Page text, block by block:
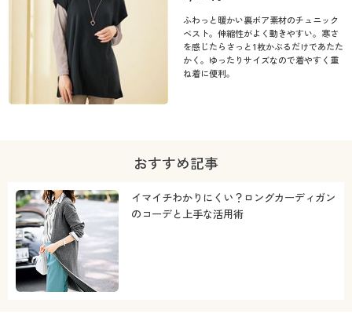
ふわっと暖かい裏ボア素材のチュニック
ベスト。伸縮性がよく動きやすい。寒さ
を感じたらさっと1枚かぶるだけであたた
かく。ゆったりサイズなので着やすく重
ね着に便利。
おすすめ記事
イマイチわかりにくい？ロングカーディガン
のコーデと上手な活用術